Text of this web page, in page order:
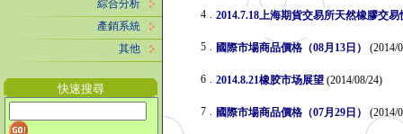
綜合分析
產銷系統
其他
快速搜尋
4 . 2014.7.18上海期貨交易所天然橡膠交
5 . 國際市場商品價格（08月13日） (2014/
6 . 2014.8.21橡胶市场展望 (2014/08/24)
7 . 國際市場商品價格（07月29日） (2014/